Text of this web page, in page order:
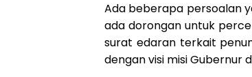
Ada beberapa persoalan
ada dorongan untuk
surat edaran terkait
dengan visi misi Gubernur